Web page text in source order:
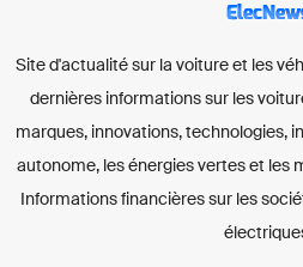
Site d'actualité sur la voiture et les
dernières informations sur les
marques, innovations, technologies,
autonome, les énergies vertes et les
Informations financières sur les